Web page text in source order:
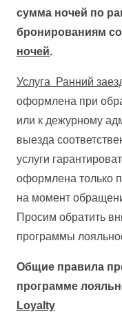
сумма ночей по
бронированиям
ночей.
Услуга Ранний
оформлена при
или к дежурному
выезда
услуги
оформлена только
на момент
Просим обратить
программы
Общие правила
программе
Loyalty